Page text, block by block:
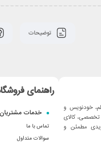
توضیحات
همراه اهالی قلم، خودنویس و
تخصصی، کالای
مطمئن و
راهنمای
خدمات مشتریان
تماس با ما
سوالات متداول